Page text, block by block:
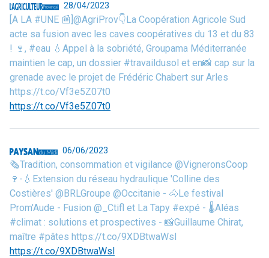
28/04/2023
[A LA #UNE 📰]@AgriProv👇La Coopération Agricole Sud
acte sa fusion avec les caves coopératives du 13 et du 83
! 🍷, #eau 💧Appel à la sobriété, Groupama Méditerranée
maintien le cap, un dossier #travaildusol et en📸 cap sur la
grenade avec le projet de Frédéric Chabert sur Arles
https://t.co/Vf3e5Z07t0
https://t.co/Vf3e5Z07t0
06/06/2023
🗞️Tradition, consommation et vigilance @VigneronsCoop
🍷-💧Extension du réseau hydraulique 'Colline des
Costières' @BRLGroupe @Occitanie - 🐴Le festival
Prom'Aude - Fusion @_Ctifl et La Tapy #expé - 🌡️Aléas
#climat : solutions et prospectives - 📸Guillaume Chirat,
maître #pâtes https://t.co/9XDBtwaWsl
https://t.co/9XDBtwaWsl